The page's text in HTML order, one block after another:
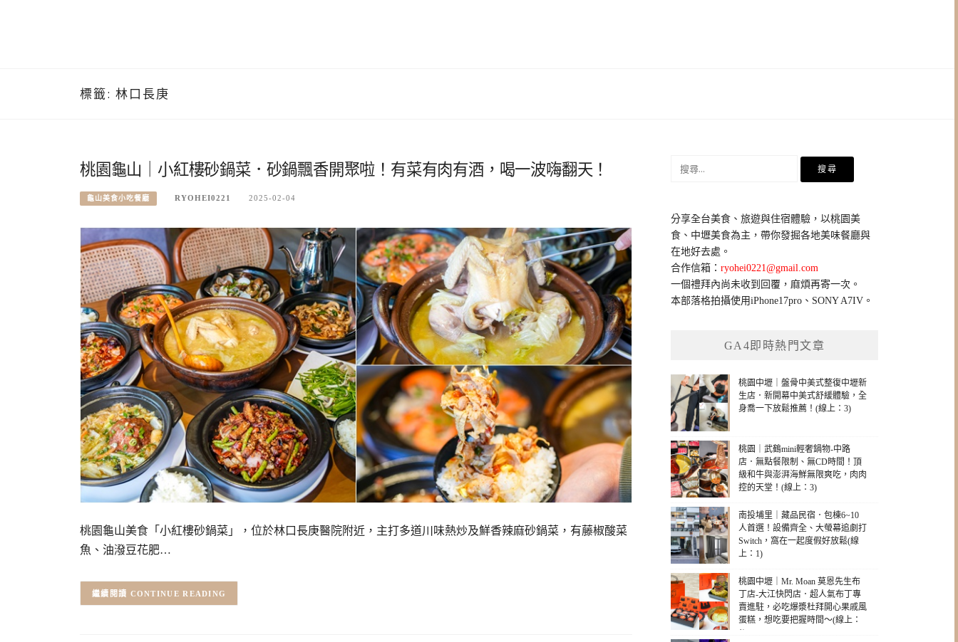
標籤: 林口長庚
桃園龜山｜小紅樓砂鍋菜．砂鍋飄香開聚啦！有菜有肉有酒，喝一波嗨翻天！
龜山美食小吃餐廳 RYOHEI0221 2025-02-04
桃園龜山美食「小紅樓砂鍋菜」，位於林口長庚醫院附近，主打多道川味熱炒及鮮香辣麻砂鍋菜，有藤椒酸菜
魚、油潑豆花肥…
CONTINUE READING
鍵
字:
分享全台美食、旅遊與住宿體驗，以桃園美
食、中壢美食為主，帶你發掘各地美味餐廳與
在地好去處。
合作信箱：ryohei0221@gmail.com
一個禮拜內尚未收到回覆，麻煩再寄一次。
本部落格拍攝使用iPhone17pro、SONY A7IV。
GA4即時熱門文章
桃園中壢｜盤骨中美式整復中壢新
生店．新開幕中美式舒緩體驗，全
身喬一下放鬆推薦！(線上：3)
桃園｜武鶴mini輕奢鍋物-中路
店．無點餐限制、無CD時間！頂
級和牛與澎湃海鮮無限爽吃，肉肉
控的天堂！(線上：3)
南投埔里｜藏品民宿．包棟6~10
人首選！設備齊全、大螢幕追劇打
Switch，窩在一起度假好放鬆(線
上：1)
桃園中壢｜Mr. Moan 莫恩先生布
丁店-大江快閃店．超人氣布丁專
賣進駐，必吃爆漿杜拜開心果戚風
蛋糕，想吃要把握時間～(線上：
1)